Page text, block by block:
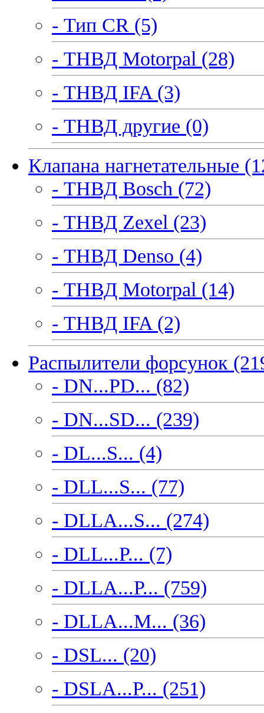
- Тип CR (5)
- ТНВД Motorpal (28)
- ТНВД IFA (3)
- ТНВД другие (0)
Клапана нагнетательные
- ТНВД Bosch (72)
- ТНВД Zexel (23)
- ТНВД Denso (4)
- ТНВД Motorpal (14)
- ТНВД IFA (2)
Распылители форсунок
- DN...PD... (82)
- DN...SD... (239)
- DL...S... (4)
- DLL...S... (77)
- DLLA...S... (274)
- DLL...P... (7)
- DLLA...P... (759)
- DLLA...M... (36)
- DSL... (20)
- DSLA...P... (251)